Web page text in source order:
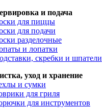
и подача
для пиццы
для подачи
разделочные
и лопатки
скребки и шпатели
уход и хранение
и сумки
для гриля
для инструментов